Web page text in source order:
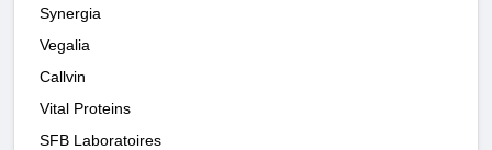
Synergia
Vegalia
Callvin
Vital Proteins
SFB Laboratoires